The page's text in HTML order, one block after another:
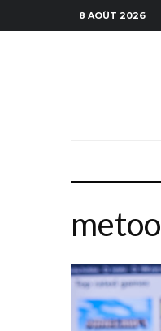
8 AOÛT 2026
metoo